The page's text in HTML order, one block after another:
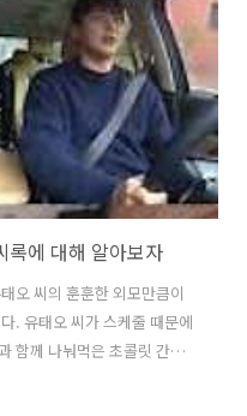
란2개, 채소 180g(전분 없는
전분 없는..
록에 대해 알아보자
오 씨의 훈훈한 외모만큼이
. 유태오 씨가 스케줄 때문에
함께 나눠먹은 초콜릿 간식
려진 씨록이었습니다. 전참